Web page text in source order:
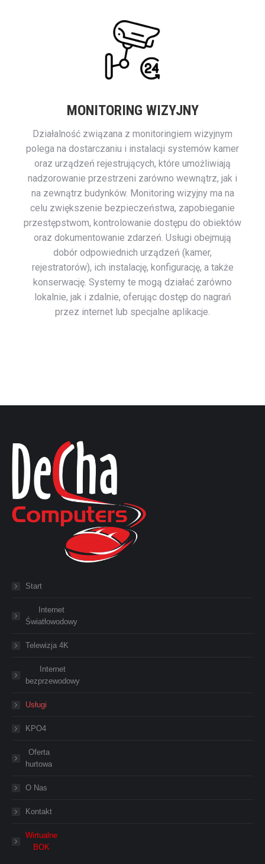
MONITORING WIZYJNY
Działalność związana z monitoringiem wizyjnym
polega na dostarczaniu i instalacji systemów kamer
oraz urządzeń rejestrujących, które umożliwiają
nadzorowanie przestrzeni zarówno wewnątrz, jak i
na zewnątrz budynków. Monitoring wizyjny ma na
celu zwiększenie bezpieczeństwa, zapobieganie
przestępstwom, kontrolowanie dostępu do obiektów
oraz dokumentowanie zdarzeń. Usługi obejmują
dobór odpowiednich urządzeń (kamer,
rejestratorów), ich instalację, konfigurację, a także
konserwację. Systemy te mogą działać zarówno
lokalnie, jak i zdalnie, oferując dostęp do nagrań
przez internet lub specjalne aplikacje.
Start
Internet
Światłowodowy
Telewizja 4K
Internet
bezprzewodowy
Usługi
KPO4
Oferta
hurtowa
O Nas
Kontakt
Wirtualne
BOK